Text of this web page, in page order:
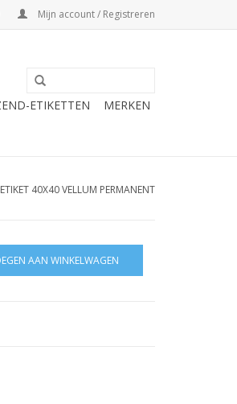
Mijn account / Registreren
ETIKETTEN MERKEN
ETIKET 40X40 VELLUM PERMANENT
AAN WINKELWAGEN